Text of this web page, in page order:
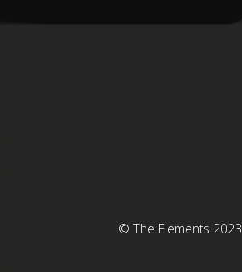
© The Elements 2023